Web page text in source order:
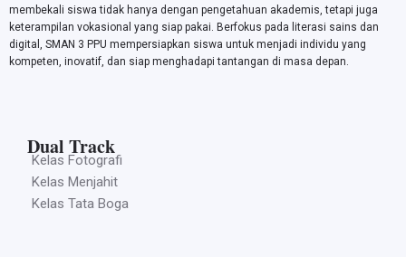
membekali siswa tidak hanya dengan pengetahuan akademis, tetapi juga
keterampilan vokasional yang siap pakai. Berfokus pada literasi sains dan
digital, SMAN 3 PPU mempersiapkan siswa untuk menjadi individu yang
kompeten, inovatif, dan siap menghadapi tantangan di masa depan.
Dual Track
Kelas Fotografi
Kelas Menjahit
Kelas Tata Boga